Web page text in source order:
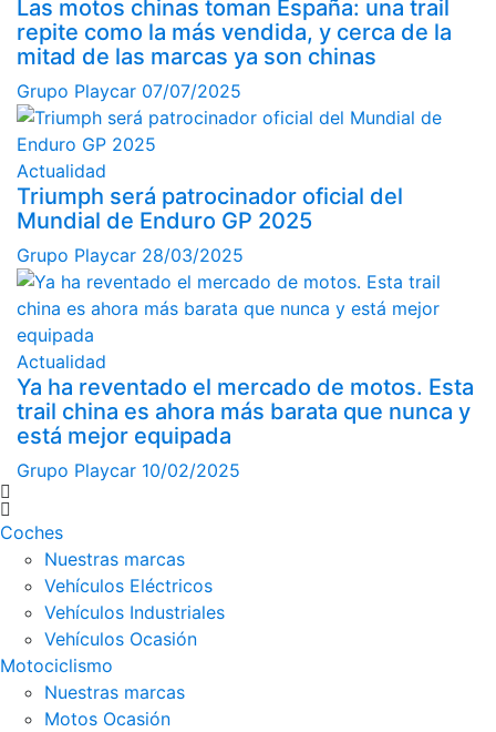
Las motos chinas toman España: una trail
repite como la más vendida, y cerca de la
mitad de las marcas ya son chinas
Grupo Playcar 07/07/2025
Actualidad
Triumph será patrocinador oficial del
Mundial de Enduro GP 2025
Grupo Playcar 28/03/2025
Actualidad
Ya ha reventado el mercado de motos. Esta
trail china es ahora más barata que nunca y
está mejor equipada
Grupo Playcar 10/02/2025
Coches
Nuestras marcas
Vehículos Eléctricos
Vehículos Industriales
Vehículos Ocasión
Motociclismo
Nuestras marcas
Motos Ocasión